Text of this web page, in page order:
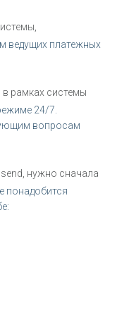
ведущих платежных
рамках системы
24/7.
вопросам
нужно сначала
понадобится